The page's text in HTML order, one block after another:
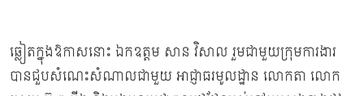
ឆ្លៀតក្នុងឱកាសនោះ ឯកឧត្តម សាន វិសាល រួមជាមួយក្រុមការងារ
បានជួបសំណេះសំណាលជាមួយ អាជ្ញាធរមូលដ្ឋាន លោកតា លោក